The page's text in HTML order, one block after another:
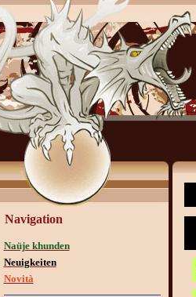
Navigation
Naüje khunden
Neuigkeiten
Novità